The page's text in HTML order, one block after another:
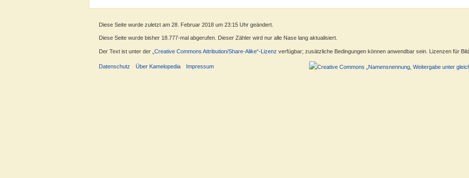
Diese Seite wurde zuletzt am 28. Februar 2018 um 23:15 Uhr geändert.
Diese Seite wurde bisher 18.777-mal abgerufen. Dieser Zähler wird nur alle Nase lang aktualisiert.
Der Text ist unter der „Creative Commons Attribution/Share-Alike“-Lizenz verfügbar; zusätzliche Bedingungen können anwendbar sein. Lizenzen für
Datenschutz Über Kamelopedia Impressum